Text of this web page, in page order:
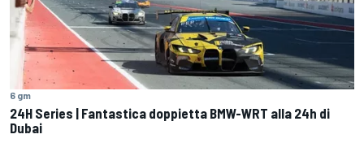
6 gm
24H Series | Fantastica doppietta BMW-WRT alla 24h di
Dubai